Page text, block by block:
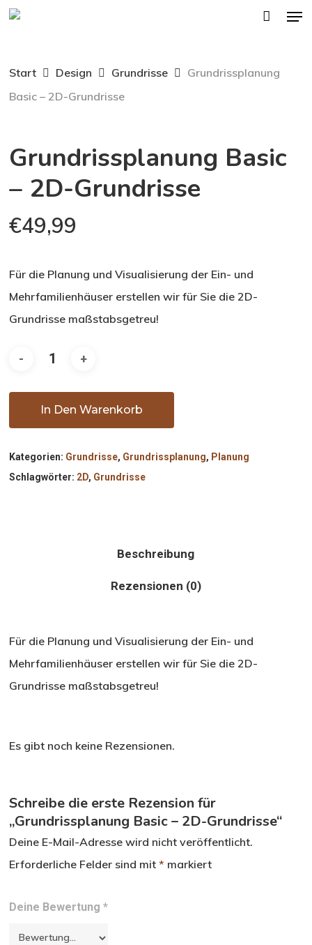
Skip
content
Start Design Grundrisse
Grundrissplanung
Basic – 2D-Grundrisse
Grundrissplanung Basic
– 2D-Grundrisse
€49,99
Für die Planung und Visualisierung der Ein- und
Mehrfamilienhäuser erstellen wir für Sie die 2D-
Grundrisse maßstabsgetreu!
In Den Warenkorb
Kategorien: Grundrisse, Grundrissplanung, Planung
Schlagwörter: 2D, Grundrisse
Beschreibung
Rezensionen (0)
Für die Planung und Visualisierung der Ein- und
Mehrfamilienhäuser erstellen wir für Sie die 2D-
Grundrisse maßstabsgetreu!
Es gibt noch keine Rezensionen.
Schreibe die erste Rezension für
„Grundrissplanung Basic – 2D-Grundrisse“
Deine E-Mail-Adresse wird nicht veröffentlicht.
Erforderliche Felder sind mit* markiert
Deine Bewertung*